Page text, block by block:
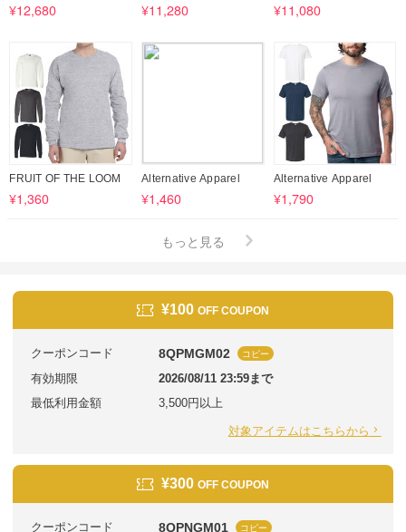
¥12,680 ¥11,280 ¥11,080
FRUIT OF THE LOOM
¥1,360
Alternative Apparel
¥1,460
Alternative Apparel
¥1,790
もっと見る
¥100 OFF COUPON
クーポンコード 8QPMGM02 コピー
有効期限
2026/08/11 23:59まで
最低利用金額
3,500円以上
対象アイテムはこちらから
¥300 OFF COUPON
クーポンコード 8QPNGM01 コピー